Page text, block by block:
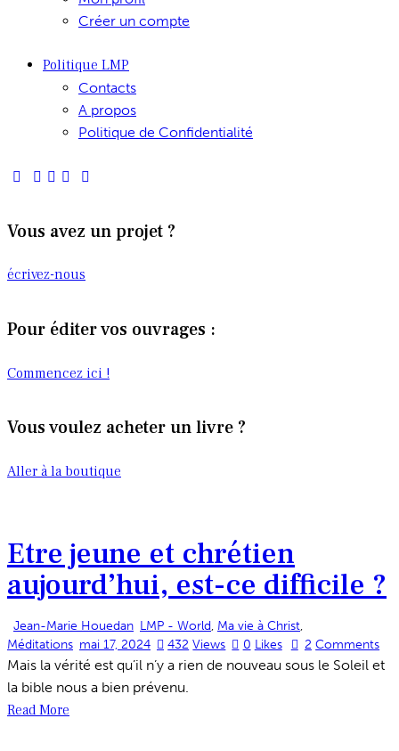
Créer un compte
Politique LMP
Contacts
A propos
Politique de Confidentialité
Vous avez un projet ?
écrivez-nous
Pour éditer vos ouvrages :
Commencez ici !
Vous voulez acheter un livre ?
Aller à la boutique
Etre jeune et chrétien
aujourd’hui, est-ce difficile ?
Jean-Marie Houedan LMP - World, Ma vie à Christ,
Méditations mai 17, 2024 432 Views 0 Likes 2 Comments
Mais la vérité est qu’il n’y a rien de nouveau sous le Soleil et
la bible nous a bien prévenu.
Read More